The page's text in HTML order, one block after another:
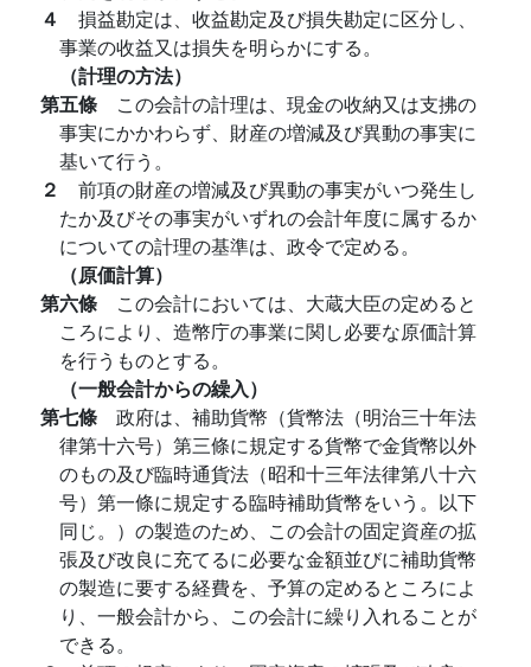
４ 損益勘定は、收益勘定及び損失勘定に区分し、
事業の收益又は損失を明らかにする。
（計理の方法）
第五條 この会計の計理は、現金の收納又は支拂の
事実にかかわらず、財産の増減及び異動の事実に
基いて行う。
２ 前項の財産の増減及び異動の事実がいつ発生し
たか及びその事実がいずれの会計年度に属するか
についての計理の基準は、政令で定める。
（原価計算）
第六條 この会計においては、大蔵大臣の定めると
ころにより、造幣庁の事業に関し必要な原価計算
を行うものとする。
（一般会計からの繰入）
第七條 政府は、補助貨幣（貨幣法（明治三十年法
律第十六号）第三條に規定する貨幣で金貨幣以外
のもの及び臨時通貨法（昭和十三年法律第八十六
号）第一條に規定する臨時補助貨幣をいう。以下
同じ。）の製造のため、この会計の固定資産の拡
張及び改良に充てるに必要な金額並びに補助貨幣
の製造に要する経費を、予算の定めるところによ
り、一般会計から、この会計に繰り入れることが
できる。